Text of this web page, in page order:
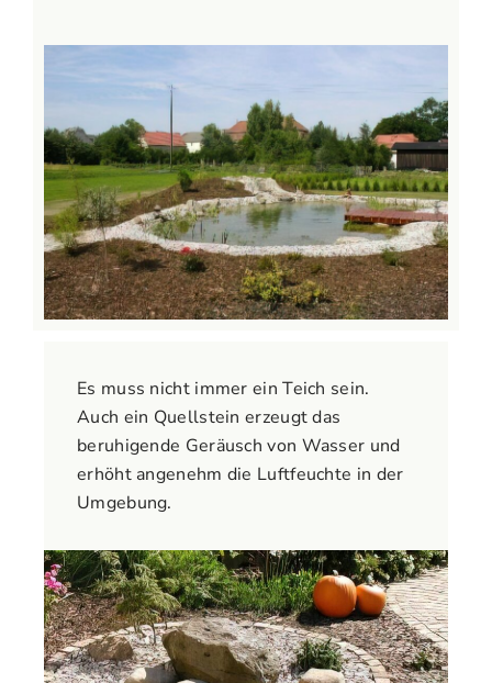
Es muss nicht immer ein Teich sein.
Auch ein Quellstein erzeugt das
beruhigende Geräusch von Wasser und
erhöht angenehm die Luftfeuchte in der
Umgebung.